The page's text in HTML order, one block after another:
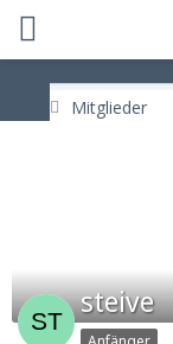
Mitglieder
steive